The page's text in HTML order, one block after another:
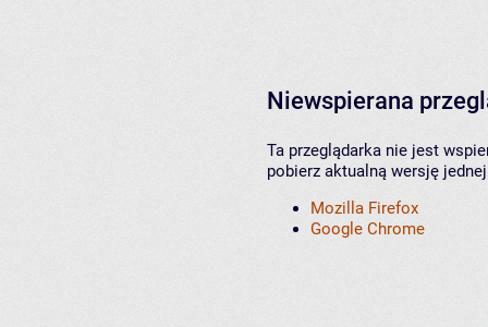
Niewspierana
Ta przeglądarka nie jest
pobierz aktualną wersję
Mozilla Firefox
Google Chrome